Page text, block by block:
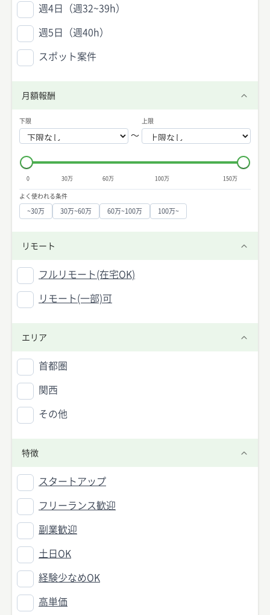
週4日（週32~39h）
週5日（週40h）
スポット案件
月額報酬
下限
〜
上限
0 30万 60万 100万 150万
よく使われる条件
~30万 30万~60万 60万~100万 100万~
リモート
フルリモート(在宅OK)
リモート(一部)可
エリア
首都圏
関西
その他
特徴
スタートアップ
フリーランス歓迎
副業歓迎
土日OK
経験少なめOK
高単価